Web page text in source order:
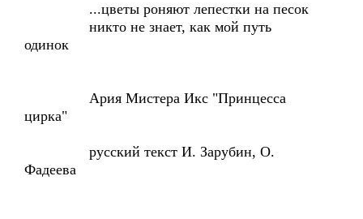
...цветы роняют лепестки на песок
никто не знает, как мой путь
одинок
Ария Мистера Икс "Принцесса
цирка"
русский текст И. Зарубин, О.
Фадеева